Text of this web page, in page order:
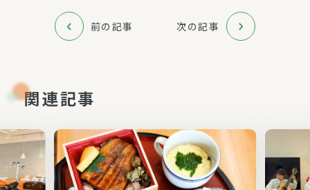
前の記事 次の記事
関連記事